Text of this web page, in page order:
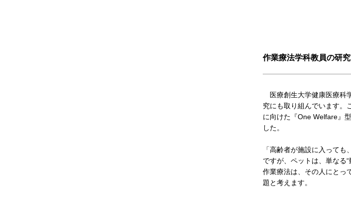
作業療法学科教員の研
医療創生大学健康医療科
究にも取り組んでいます。
に向けた『One Welfare』
した。
「高齢者が施設に入って
ですが、ペットは、単なる
作業療法は、その人にとっ
題と考えます。